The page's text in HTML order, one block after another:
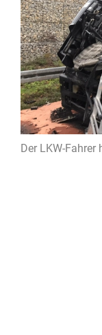
Der LKW-